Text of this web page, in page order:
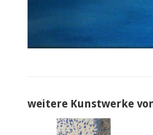
weitere Kunstwerke